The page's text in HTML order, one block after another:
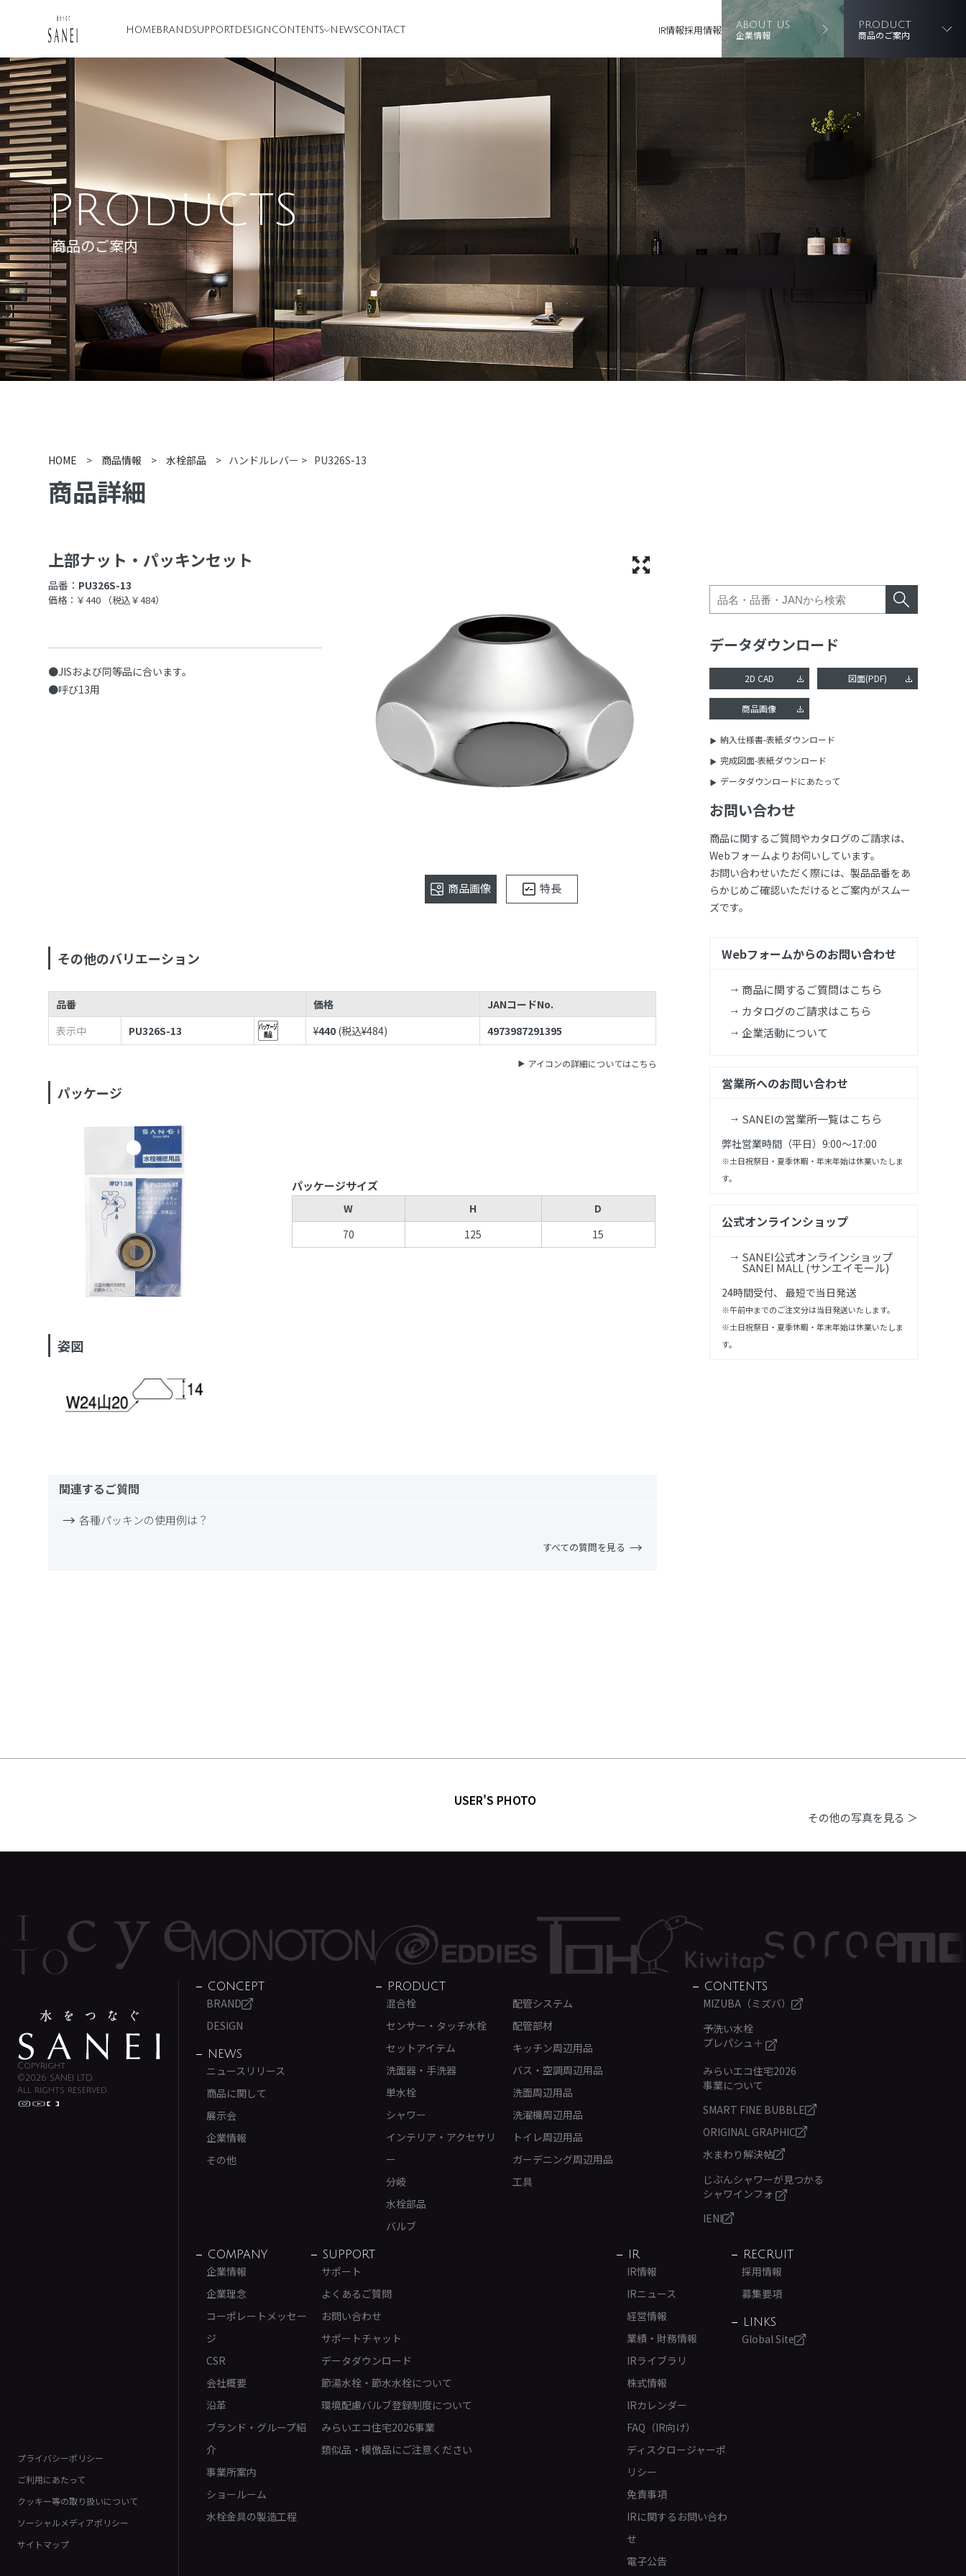
HOME BRANDSUPPORT DESIGN CONTENTS NEWSCONTACT IR情報採用情報 ABOUT US
企業情報
PRODUCT
商品のご案内
PRODUCTS
商品のご案内
HOME > 商品情報 > 水栓部品 > ハンドルレバー > PU326S-13
商品詳細
上部ナット・パッキンセット
品番： PU326S-13
価格：￥440 （税込￥484）
●JISおよび同等品に合います。
●呼び13用
商品画像 特長
その他のバリエーション
品番 価格
JANコードNo.
表示中
PU326S-13 ¥440 (税込¥484) 4973987291395
アイコンの詳細についてはこちら
パッケージ
パッケージサイズ
W H
D
70
125 15
姿図
関連するご質問
各種パッキンの使用例は？
すべての質問を見る
データダウンロード
2D CAD 図面(PDF)
商品画像
納入仕様書-表紙ダウンロード
完成図面-表紙ダウンロード
データダウンロードにあたって
お問い合わせ
商品に関するご質問やカタログのご請求は、
Webフォームよりお伺いしています。
お問い合わせいただく際には、製品品番をあ
らかじめご確認いただけるとご案内がスムー
ズです。
Webフォームからのお問い合わせ
商品に関するご質問はこちら
カタログのご請求はこちら
企業活動について
営業所へのお問い合わせ
SANEIの営業所一覧はこちら
弊社営業時間（平日）9:00～17:00
※土日祝祭日・夏季休暇・年末年始は休業いたしま
す。
公式オンラインショップ
SANEI公式オンラインショップ
SANEI MALL (サンエイモール)
24時間受付、 最短で当日発送
※午前中までのご注文分は当日発送いたします。
※土日祝祭日・夏季休暇・年末年始は休業いたしま
す。
USER'S PHOTO
その他の写真を見る ＞
Copyright
©2026 SANEI LTD.
All rights reserved.
プライバシーポリシー
ご利用にあたって
クッキー等の取り扱いについて
ソーシャルメディアポリシー
サイトマップ
CONCEPT
BRAND
DESIGN
NEWS
ニュースリリース
商品に関して
展示会
企業情報
その他
PRODUCT
混合栓
センサー・タッチ水栓
セットアイテム
洗面器・手洗器
単水栓
シャワー
インテリア・アクセサリ
ー
分岐
水栓部品
バルブ
配管システム
配管部材
キッチン周辺用品
バス・空調周辺用品
洗面周辺用品
洗濯機周辺用品
トイレ周辺用品
ガーデニング周辺用品
工具
CONTENTS
MIZUBA（ミズバ）
予洗い水栓
プレパシュ＋
みらいエコ住宅2026
事業について
SMART FINE BUBBLE
ORIGINAL GRAPHIC
水まわり解決帖
じぶんシャワーが見つかる
シャワインフォ
IENI
COMPANY
企業情報
企業理念
コーポレートメッセー
ジ
CSR
会社概要
沿革
ブランド・グループ紹
介
事業所案内
ショールーム
水栓金具の製造工程
SUPPORT
サポート
よくあるご質問
お問い合わせ
サポートチャット
データダウンロード
節湯水栓・節水水栓について
環境配慮バルブ登録制度について
みらいエコ住宅2026事業
類似品・模倣品にご注意ください
IR
IR情報
IRニュース
経営情報
業績・財務情報
IRライブラリ
株式情報
IRカレンダー
FAQ（IR向け）
ディスクロージャーポ
リシー
免責事項
IRに関するお問い合わ
せ
電子公告
RECRUIT
採用情報
募集要項
LINKS
Global Site